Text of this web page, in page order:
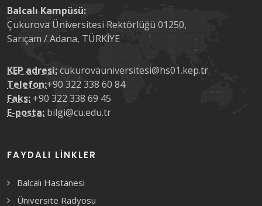
Balcalı Kampüsü:
Çukurova Üniversitesi Rektörlüğü 01250,
Sarıçam / Adana, TÜRKİYE
KEP adresi:cukurovauniversitesi@hs01.kep.tr
Telefon:+90 322 338 60 84
Faks: +90 322 338 69 45
E-posta: bilgi@cu.edu.tr
FAYDALI LINKLER
Balcalı Hastanesi
Üniversite Radyosu